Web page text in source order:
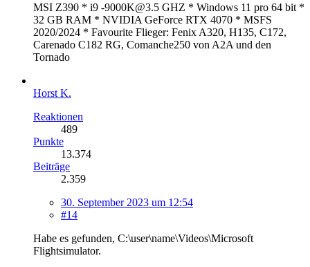
MSI Z390 * i9 -9000K@3.5 GHZ * Windows 11 pro 64 bit *
32 GB RAM * NVIDIA GeForce RTX 4070 * MSFS
2020/2024 * Favourite Flieger: Fenix A320, H135, C172,
Carenado C182 RG, Comanche250 von A2A und den
Tornado
Horst K.
Reaktionen
489
Punkte
13.374
Beiträge
2.359
30. September 2023 um 12:54
#14
Habe es gefunden, C:\user\name\Videos\Microsoft
Flightsimulator.